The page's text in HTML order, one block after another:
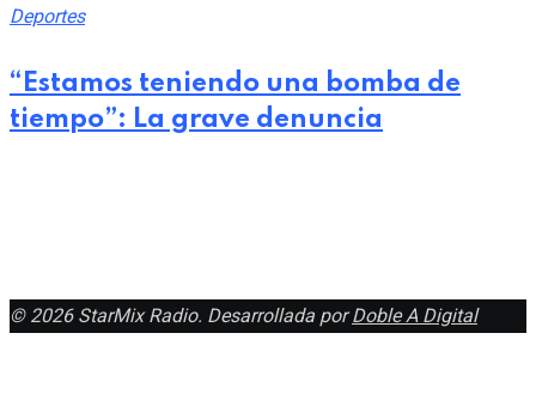
Deportes
“Estamos teniendo una bomba de
tiempo”: La grave denuncia
© 2026 StarMix Radio. Desarrollada porDoble A Digital